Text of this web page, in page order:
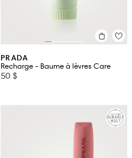
PRADA
Recharge - Baume à lèvres Care
50 $